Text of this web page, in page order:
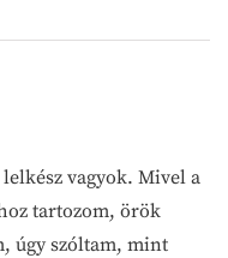
vagyok. Mivel a
tartozom, örök
úgy szóltam, mint